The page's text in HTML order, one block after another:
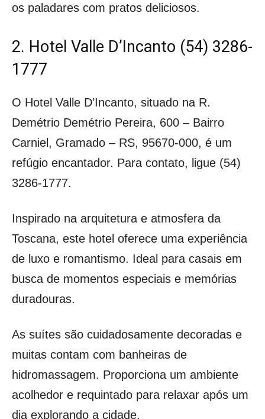
os paladares com pratos deliciosos.
2. Hotel Valle D’Incanto (54) 3286-
1777
O Hotel Valle D’Incanto, situado na R.
Demétrio Demétrio Pereira, 600 – Bairro
Carniel, Gramado – RS, 95670-000, é um
refúgio encantador. Para contato, ligue (54)
3286-1777.
Inspirado na arquitetura e atmosfera da
Toscana, este hotel oferece uma experiência
de luxo e romantismo. Ideal para casais em
busca de momentos especiais e memórias
duradouras.
As suítes são cuidadosamente decoradas e
muitas contam com banheiras de
hidromassagem. Proporciona um ambiente
acolhedor e requintado para relaxar após um
dia explorando a cidade.